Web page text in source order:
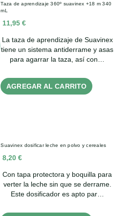
Taza de aprendizaje 360º suavinex +18 m 340
mL
11,95 €
La taza de aprendizaje de Suavinex
tiene un sistema antiderrame y asas
para agarrar la taza, así con…
AGREGAR AL CARRITO
Suavinex dosificar leche en polvo y cereales
8,20 €
Con tapa protectora y boquilla para
verter la leche sin que se derrame.
Este dosificador es apto par…